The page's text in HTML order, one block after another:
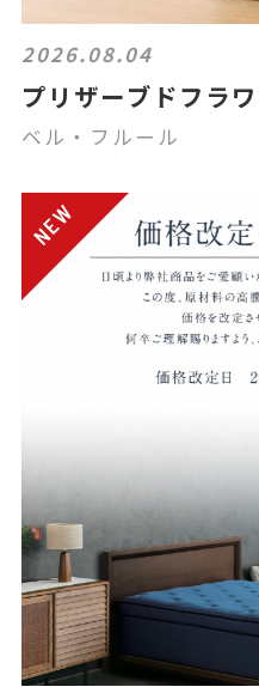
2026.08.04
プリザーブドフラ
ベル・フルール